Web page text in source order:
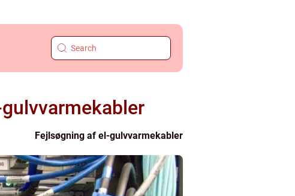
Fejlsøgning af el-gulvvarmekabler